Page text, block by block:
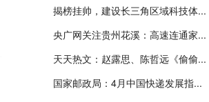
揭榜挂帅，建设长三角区域科技体...
央广网关注贵州花溪：高速连通家...
天天热文：赵露思、陈哲远《偷偷...
国家邮政局：4月中国快递发展指...